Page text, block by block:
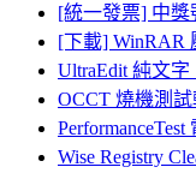
[統一發票] 中獎
[下載] WinRAR
UltraEdit 純文
OCCT 燒機測
Wise Registry